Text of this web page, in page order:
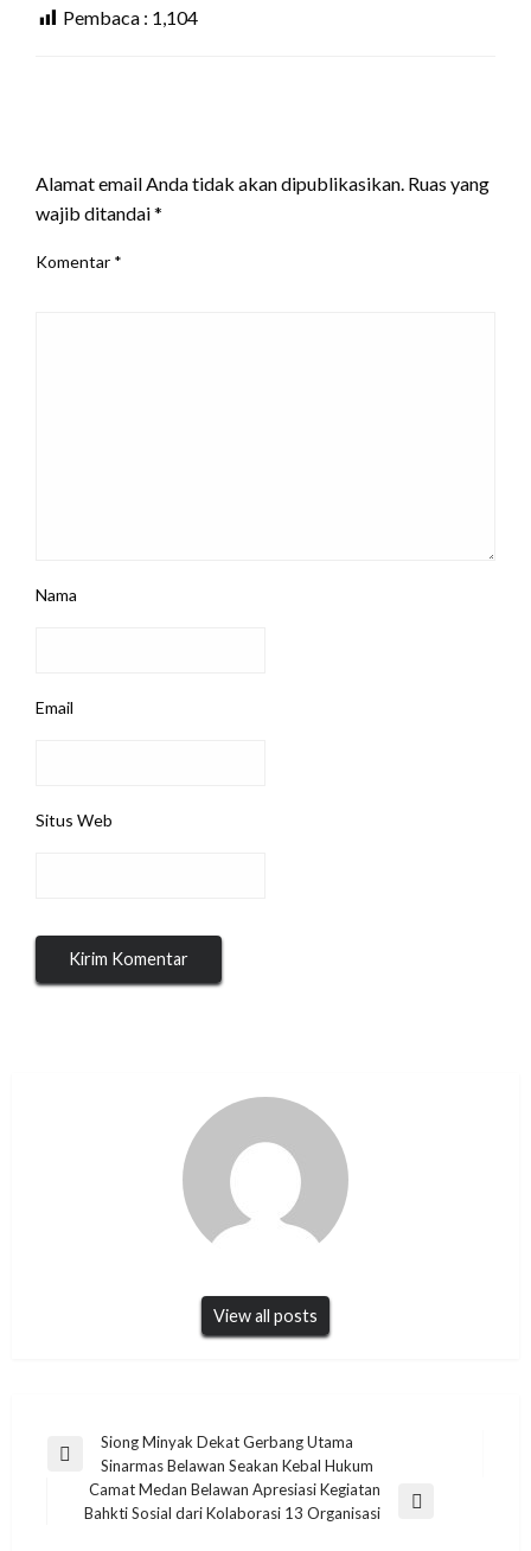
Pembaca : 1,104
Alamat email Anda tidak akan dipublikasikan. Ruas yang
wajib ditandai*
Komentar *
Nama
Email
Situs Web
View all posts
Navigasi
Previous
Siong Minyak Dekat Gerbang Utama
Sinarmas Belawan Seakan Kebal Hukum
Next
Camat Medan Belawan Apresiasi Kegiatan
Bahkti Sosial dari Kolaborasi 13 Organisasi